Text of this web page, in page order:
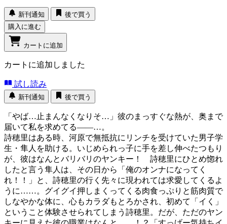
新刊通知
後で買う
購入に進む
カートに追加
カートに追加しました
試し読み
新刊通知 後で買う
「やば…止まんなくなりそ…」彼のまっすぐな熱が、奥まで
届いて私を求めてる――…。
詩穂里はある時、河原で無抵抗にリンチを受けていた男子学
生・隼人を助ける。いじめられっ子に手を差し伸べたつもり
が、彼はなんとバリバリのヤンキー！ 詩穂里にひとめ惚れ
したと言う隼人は、その日から「俺のオンナになってく
れ！！」と、詩穂里の行く先々に現われては求愛してくるよ
うに……。グイグイ押しまくってくる肉食っぷりと筋肉質で
しなやかな体に、心もカラダもとろかされ、初めて「イく」
ということ体験させられてしまう詩穂里。だが、ただのヤン